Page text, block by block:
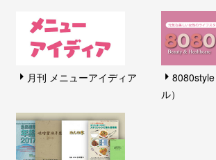
月刊 メニューアイディア
ル）